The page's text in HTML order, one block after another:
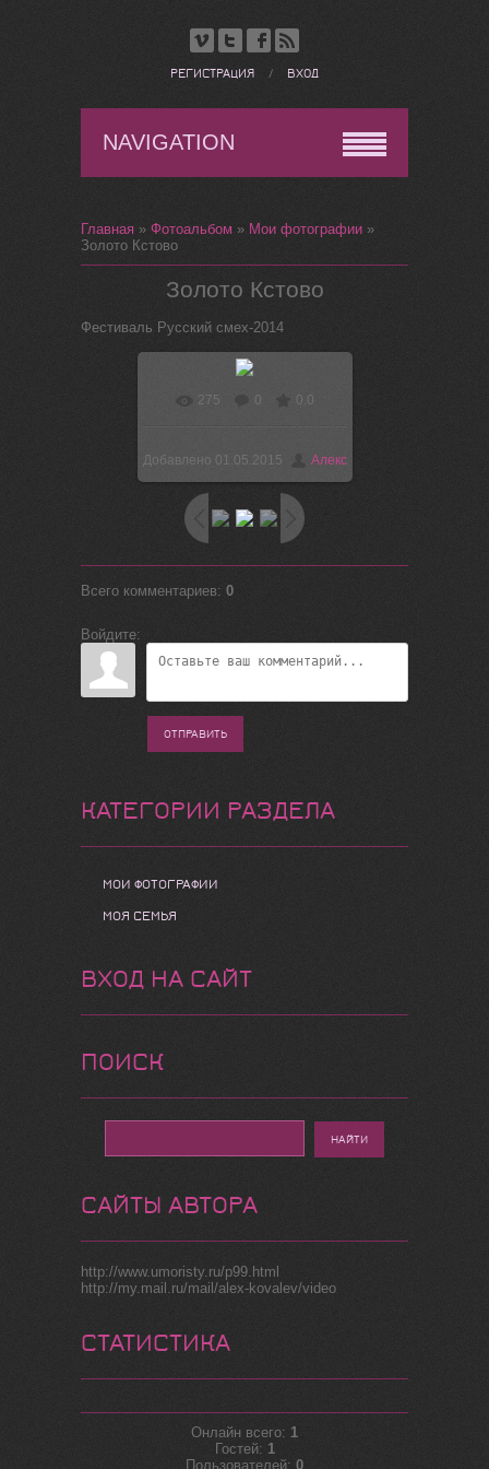
РЕГИСТРАЦИЯ / ВХОД
NAVIGATION
Главная » Фотоальбом » Мои фотографии »
Золото Кстово
Золото Кстово
Фестиваль Русский смех-2014
В реальном размере
1600x1200 / 206.7Kb
275 0 0.0
Добавлено 01.05.2015 Алекс
Всего комментариев: 0
Войдите:
ОТПРАВИТЬ
КАТЕГОРИИ РАЗДЕЛА
МОИ ФОТОГРАФИИ
МОЯ СЕМЬЯ
ВХОД НА САЙТ
ПОИСК
САЙТЫ АВТОРА
http://www.umoristy.ru/p99.html
http://my.mail.ru/mail/alex-kovalev/video
СТАТИСТИКА
Онлайн всего: 1
Гостей: 1
Пользователей: 0